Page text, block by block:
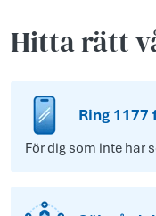
Hitta rätt
Ring
För dig som inte har